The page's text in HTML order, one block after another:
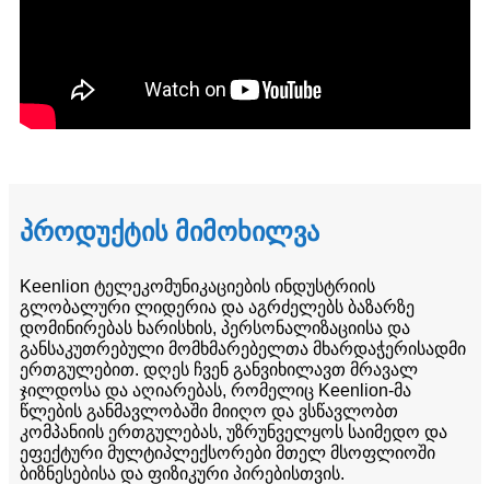
პროდუქტის მიმოხილვა
Keenlion ტელეკომუნიკაციების ინდუსტრიის
გლობალური ლიდერია და აგრძელებს ბაზარზე
დომინირებას ხარისხის, პერსონალიზაციისა და
განსაკუთრებული მომხმარებელთა მხარდაჭერისადმი
ერთგულებით. დღეს ჩვენ განვიხილავთ მრავალ
ჯილდოსა და აღიარებას, რომელიც Keenlion-მა
წლების განმავლობაში მიიღო და ვსწავლობთ
კომპანიის ერთგულებას, უზრუნველყოს საიმედო და
ეფექტური მულტიპლექსორები მთელ მსოფლიოში
ბიზნესებისა და ფიზიკური პირებისთვის.